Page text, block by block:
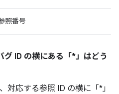
照番号
ID の横にある「*」はどう
対応する参照 ID の横に「*」